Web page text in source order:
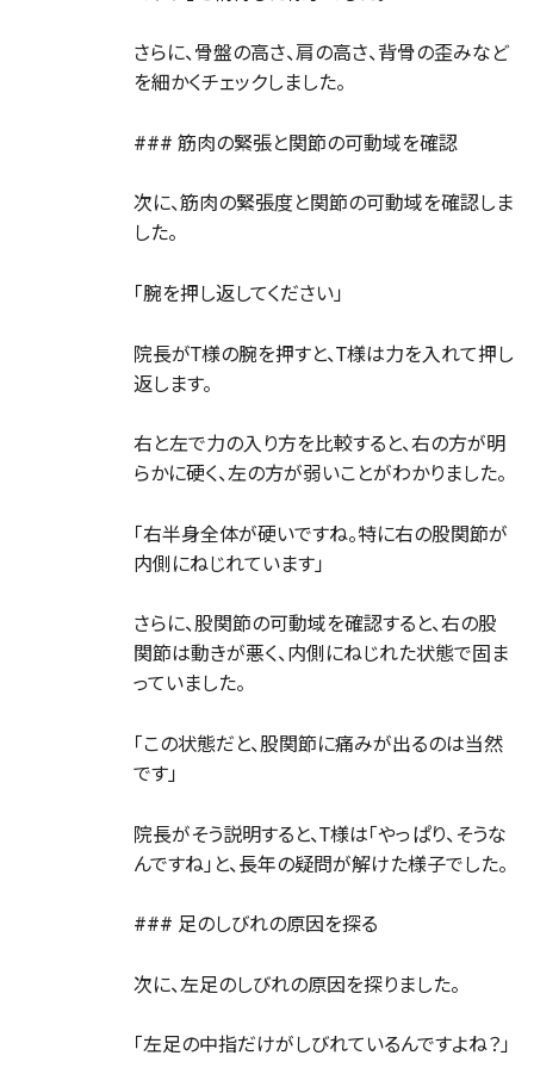
さらに、骨盤の高さ、肩の高さ、背骨の歪みなど
を細かくチェックしました。
### 筋肉の緊張と関節の可動域を確認
次に、筋肉の緊張度と関節の可動域を確認しま
した。
「腕を押し返してください」
院長がT様の腕を押すと、T様は力を入れて押し
返します。
右と左で力の入り方を比較すると、右の方が明
らかに硬く、左の方が弱いことがわかりました。
「右半身全体が硬いですね。特に右の股関節が
内側にねじれています」
さらに、股関節の可動域を確認すると、右の股
関節は動きが悪く、内側にねじれた状態で固ま
っていました。
「この状態だと、股関節に痛みが出るのは当然
です」
院長がそう説明すると、T様は「やっぱり、そうな
んですね」と、長年の疑問が解けた様子でした。
### 足のしびれの原因を探る
次に、左足のしびれの原因を探りました。
「左足の中指だけがしびれているんですよね？」